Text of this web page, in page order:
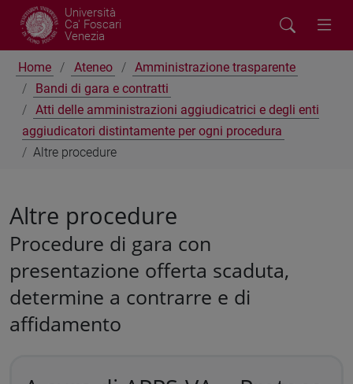
Università
Ca' Foscari
Venezia
Home Ateneo
Amministrazione trasparente
Bandi di gara e contratti
Atti delle amministrazioni aggiudicatrici e degli enti
aggiudicatori distintamente per ogni procedura
Altre procedure
Altre procedure
Procedure di gara con
presentazione offerta scaduta,
determine a contrarre e di
affidamento